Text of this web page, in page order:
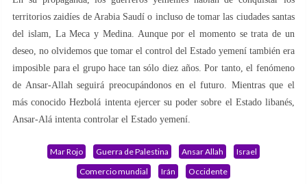
territorios zaidíes de Arabia Saudí o incluso de tomar las ciudades santas
del islam, La Meca y Medina. Aunque por el momento se trata de un
deseo, no olvidemos que tomar el control del Estado yemení también era
imposible para el grupo hace tan sólo diez años. Por tanto, el fenómeno
de Ansar-Allah seguirá preocupándonos en el futuro. Mientras que el
más conocido Hezbolá intenta ejercer su poder sobre el Estado libanés,
Ansar-Alá intenta controlar el Estado yemení.
Mar Rojo Guerra de Palestina Ansar Allah
Israel
Comercio mundial
Irán Occidente